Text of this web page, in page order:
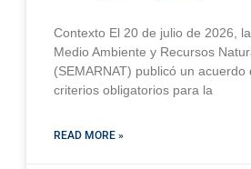
Contexto El 20 de julio de 2026,
Medio Ambiente y Recursos
(SEMARNAT) publicó un acuerdo
criterios obligatorios para la
READ MORE »